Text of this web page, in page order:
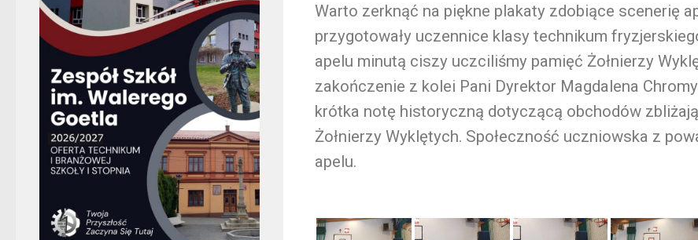
Warto zerknąć na piękne plakaty zdobiące scenerię
przygotowały uczennice klasy technikum
apelu minutą ciszy uczciliśmy pamięć Żołnierzy
zakończenie z kolei Pani Dyrektor Magdalena
krótka notę historyczną dotyczącą obchodów
Żołnierzy Wyklętych. Społeczność uczniowska z
apelu.